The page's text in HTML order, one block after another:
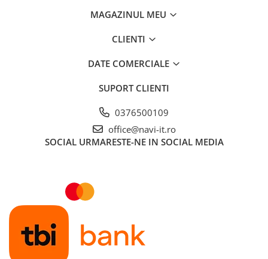
MAGAZINUL MEU
CLIENTI
DATE COMERCIALE
SUPORT CLIENTI
0376500109
office@navi-it.ro
SOCIAL URMARESTE-NE IN SOCIAL MEDIA